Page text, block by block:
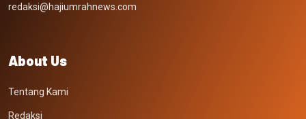
redaksi@hajiumrahnews.com
About Us
Tentang Kami
Redaksi